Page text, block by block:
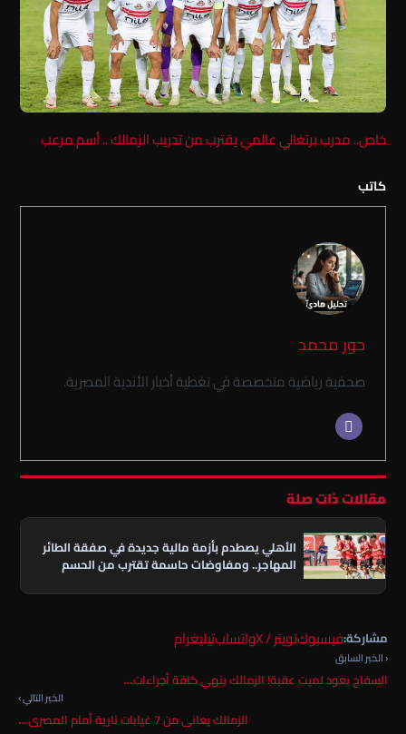
خاص.. مدرب برتغالي عالمي يقترب من تدريب الزمالك .. أسم مرعب
كاتب
حور محمد
صحفية رياضية متخصصة في تغطية أخبار الأندية المصرية.
مقالات ذات صلة
الأهلي يصطدم بأزمة مالية جديدة في صفقة الطائر
المهاجر.. ومفاوضات حاسمة تقترب من الحسم
مشاركة:فيسبوكتويتر / X واتسابتيليغرام
‹ الخبر السابق
السفاح يعود لميت عقبة! الزمالك ينهي كافة أجراءات…
الخبر التالي ›
الزمالك يعانى من 7 غيابات نارية أمام المصرى…